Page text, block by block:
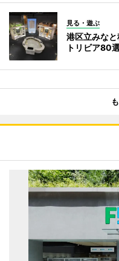
見る・遊ぶ
港区立みな
トリビア80